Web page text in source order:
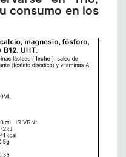
consumo en los